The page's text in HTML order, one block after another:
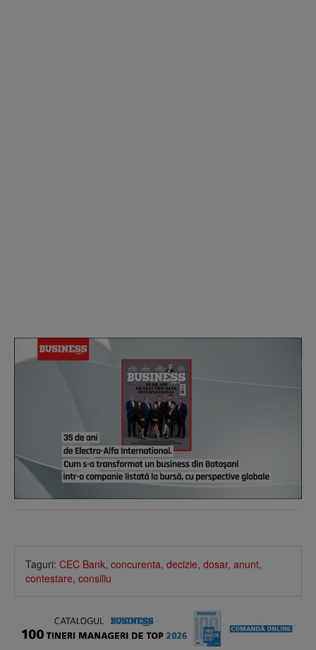
Taguri: CEC Bank, concurenta, decizie, dosar, anunt,
contestare, consiliu